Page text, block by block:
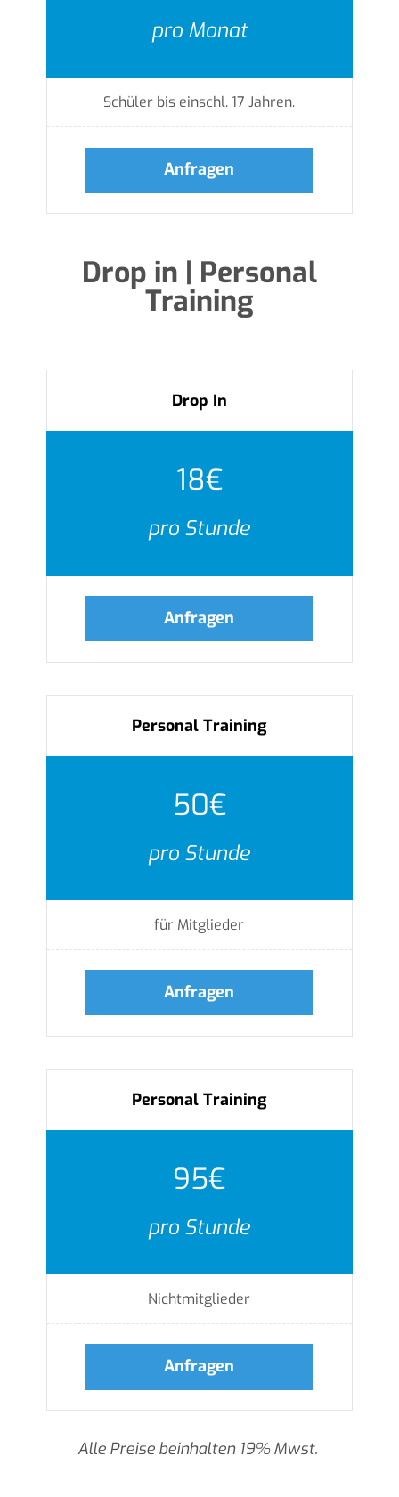
pro Monat
Schüler bis einschl. 17 Jahren.
Anfragen
Drop in | Personal
Training
Drop In
18€
pro Stunde
Anfragen
Personal Training
50€
pro Stunde
für Mitglieder
Anfragen
Personal Training
95€
pro Stunde
Nichtmitglieder
Anfragen
Alle Preise beinhalten 19% Mwst.